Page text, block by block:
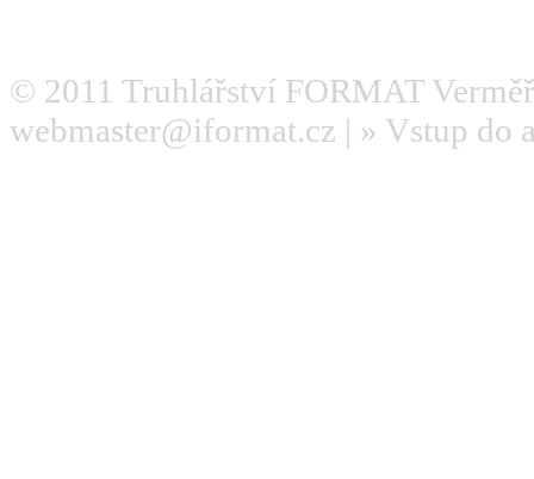
© 2011 Truhlářství FORMAT
webmaster@iformat.cz | » Vstup do